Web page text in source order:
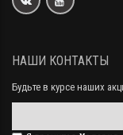
НАШИ КОНТАКТЫ
Будьте в курсе наших